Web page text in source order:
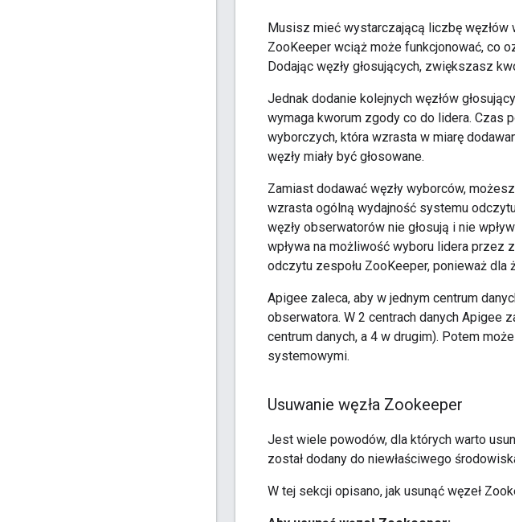
Musisz mieć wystarczającą liczbę węzłów
ZooKeeper wciąż może funkcjonować, co
Dodając węzły głosujących, zwiększasz
Jednak dodanie kolejnych węzłów
wymaga kworum zgody co do lidera. Czas
wyborczych, która wzrasta w miarę
węzły miały być głosowane.
Zamiast dodawać węzły wyborców,
wzrasta ogólną wydajność systemu
węzły obserwatorów nie głosują i nie
wpływa na możliwość wyboru lidera przez
odczytu zespołu ZooKeeper, ponieważ dla
Apigee zaleca, aby w jednym centrum
obserwatora. W 2 centrach danych Apigee
centrum danych, a 4 w drugim). Potem
systemowymi.
Usuwanie węzła Zookeeper
Jest wiele powodów, dla których warto
został dodany do niewłaściwego
W tej sekcji opisano, jak usunąć węzeł